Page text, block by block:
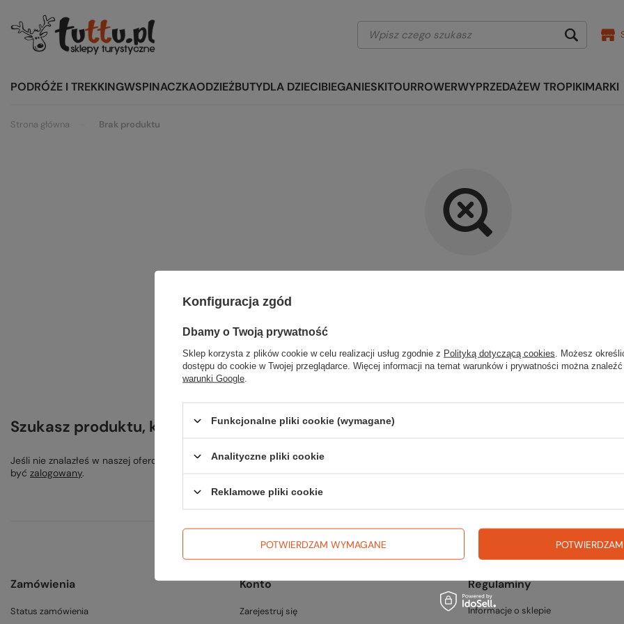
PODRÓŻE I TREKKINGWSPINACZKAODZIEŻBUTYDLA DZIECIBIEGANIESKITOURROWERWYPRZEDAŻEW TROPIKIMARKI
Strona główna Brak produktu
Szukany produkt nie został
Spróbuj sprecyzować dokładniejsze parametry. Skorzystaj z
Szukasz produktu, którego nie mamy w ofercie?
Jeśli nie znalazłeś w naszej ofercie produktu, a chciałbyś kupić go w naszym sklepie, możesz skorzystać ze specjalnego formularza i
być zalogowany.
Zamówienia
Status zamówienia
Konto
Zarejestruj się
Regulaminy
Informacje o sklepie
Konfiguracja zgód
Dbamy o Twoją prywatność
Sklep korzysta z plików cookie w celu realizacji usług zgodnie z Polityką dotyczącą cookies . Możesz
dostępu do cookie w Twojej przeglądarce. Więcej informacji na temat warunków i prywatności można
warunki Google
Funkcjonalne pliki cookie (wymagane)
Analityczne pliki cookie
Reklamowe pliki cookie
POTWIERDZAM WYMAGANE